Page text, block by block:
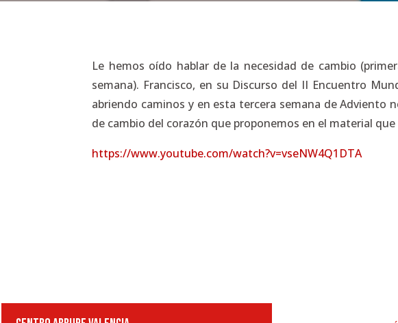
Le hemos oído hablar de la necesidad de cambio
semana). Francisco, en su Discurso del II Encuentro
abriendo caminos y en esta tercera semana de Adviento
de cambio del corazón que proponemos en el material
https://www.youtube.com/watch?v=vseNW4Q1DTA